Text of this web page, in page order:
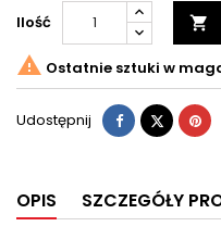
Ilość 
 Ostatnie sztuki w
Udostępnij Udostępnij
Tweetuj
OPIS SZCZEGÓŁY